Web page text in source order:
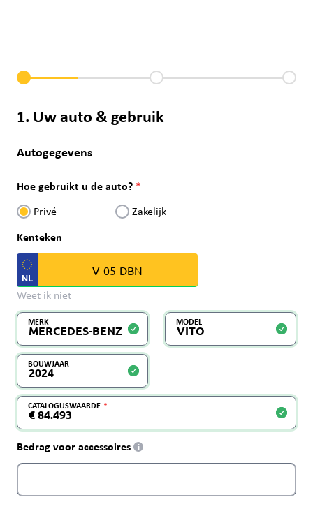
1. Uw auto & gebruik
Autogegevens
Hoe gebruikt u de auto?
Privé Zakelijk
Kenteken
Weet ik niet
MERK MODEL
BOUWJAAR
CATALOGUSWAARDE
Bedrag voor accessoires i